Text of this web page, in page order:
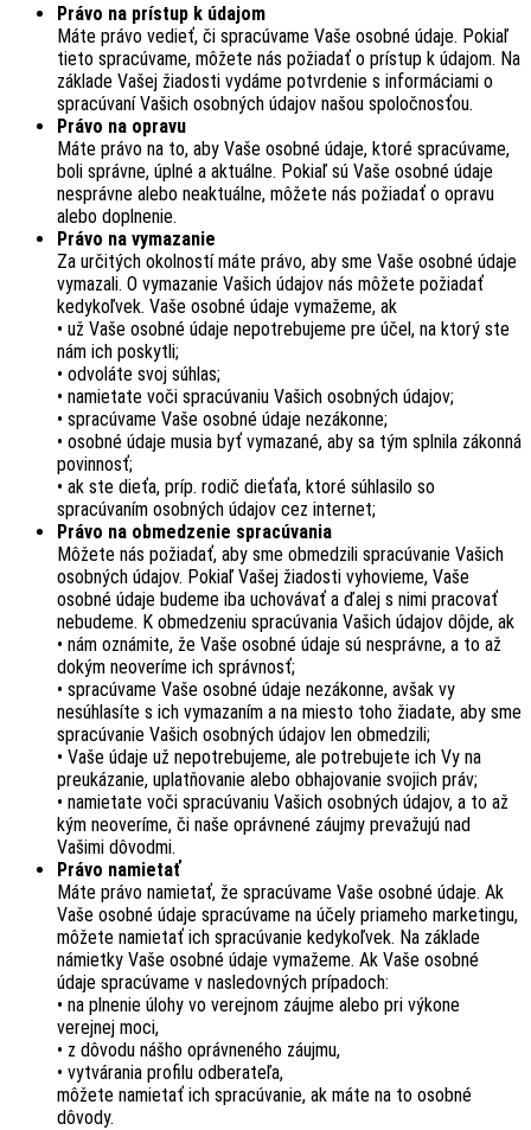
Právo na prístup k údajom
Máte právo vedieť, či spracúvame Vaše osobné údaje. Pokiaľ
tieto spracúvame, môžete nás požiadať o prístup k údajom. Na
základe Vašej žiadosti vydáme potvrdenie s informáciami o
spracúvaní Vašich osobných údajov našou spoločnosťou.
Právo na opravu
Máte právo na to, aby Vaše osobné údaje, ktoré spracúvame,
boli správne, úplné a aktuálne. Pokiaľ sú Vaše osobné údaje
nesprávne alebo neaktuálne, môžete nás požiadať o opravu
alebo doplnenie.
Právo na vymazanie
Za určitých okolností máte právo, aby sme Vaše osobné údaje
vymazali. O vymazanie Vašich údajov nás môžete požiadať
kedykoľvek. Vaše osobné údaje vymažeme, ak
• už Vaše osobné údaje nepotrebujeme pre účel, na ktorý ste
nám ich poskytli;
• odvoláte svoj súhlas;
• namietate voči spracúvaniu Vašich osobných údajov;
• spracúvame Vaše osobné údaje nezákonne;
• osobné údaje musia byť vymazané, aby sa tým splnila zákonná
povinnosť;
• ak ste dieťa, príp. rodič dieťaťa, ktoré súhlasilo so
spracúvaním osobných údajov cez internet;
Právo na obmedzenie spracúvania
Môžete nás požiadať, aby sme obmedzili spracúvanie Vašich
osobných údajov. Pokiaľ Vašej žiadosti vyhovieme, Vaše
osobné údaje budeme iba uchovávať a ďalej s nimi pracovať
nebudeme. K obmedzeniu spracúvania Vašich údajov dôjde, ak
• nám oznámite, že Vaše osobné údaje sú nesprávne, a to až
dokým neoveríme ich správnosť;
• spracúvame Vaše osobné údaje nezákonne, avšak vy
nesúhlasíte s ich vymazaním a na miesto toho žiadate, aby sme
spracúvanie Vašich osobných údajov len obmedzili;
• Vaše údaje už nepotrebujeme, ale potrebujete ich Vy na
preukázanie, uplatňovanie alebo obhajovanie svojich práv;
• namietate voči spracúvaniu Vašich osobných údajov, a to až
kým neoveríme, či naše oprávnené záujmy prevažujú nad
Vašimi dôvodmi.
Právo namietať
Máte právo namietať, že spracúvame Vaše osobné údaje. Ak
Vaše osobné údaje spracúvame na účely priameho marketingu,
môžete namietať ich spracúvanie kedykoľvek. Na základe
námietky Vaše osobné údaje vymažeme. Ak Vaše osobné
údaje spracúvame v nasledovných prípadoch:
• na plnenie úlohy vo verejnom záujme alebo pri výkone
verejnej moci,
• z dôvodu nášho oprávneného záujmu,
• vytvárania profilu odberateľa,
môžete namietať ich spracúvanie, ak máte na to osobné
dôvody.